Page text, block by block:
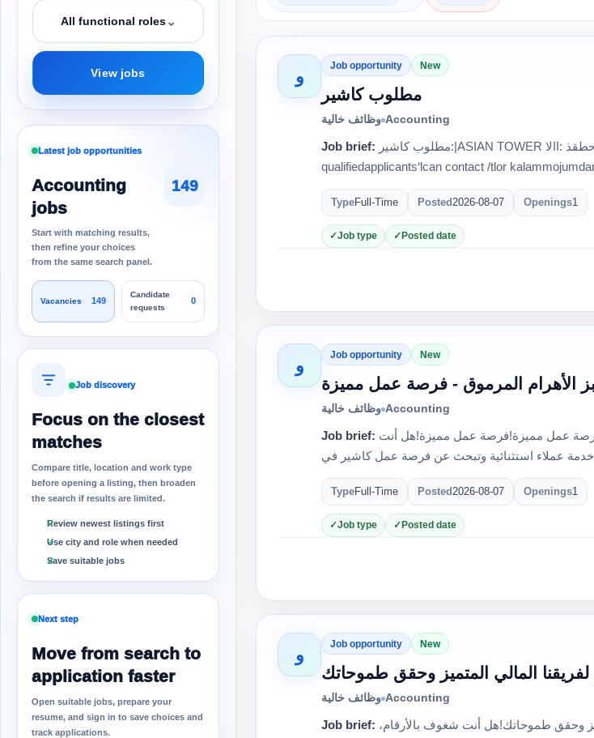
All functional roles⌄
View jobs
Latest job opportunities
Accounting
jobs
Start with matching results,
then refine your choices
from the same search panel.
149
Vacancies 149
Candidate
requests
0
Job discovery
Focus on the closest
matches
Compare title, location and work type
before opening a listing, then broaden
the search if results are limited.
Review newest listings first
Use city and role when needed
Save suitable jobs
Next step
Move from search to
application faster
Open suitable jobs, prepare your
resume, and sign in to save choices and
track applications.
و
Job opportunity New
مطلوب كاشير
وظائف خالية Accounting
Job brief:
qualifiedapplicants‘lcan contact /tlor
TypeFull-Time Posted2026-08-07 Openings1
Job type Posted date
و
Job opportunity New
وظائف خالية Accounting
Job brief:
TypeFull-Time Posted2026-08-07 Openings1
Job type Posted date
و
Job opportunity New
وظائف خالية Accounting
Job brief: